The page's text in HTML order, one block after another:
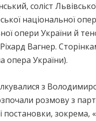
соліст
національної
опери України й
Вагнер.
опера України).
з
розмову з
зокрема,